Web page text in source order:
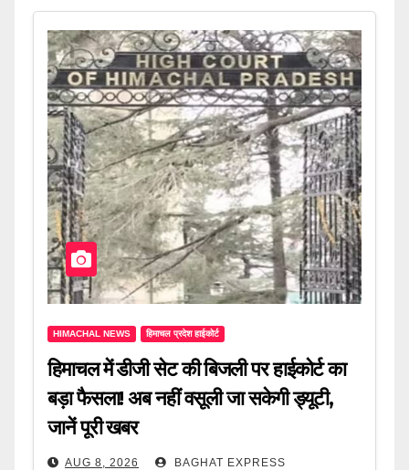
HIMACHAL NEWS हिमाचल प्रदेश हाईकोर्ट
हिमाचल में डीजी सेट की बिजली पर हाईकोर्ट का
बड़ा फैसला! अब नहीं वसूली जा सकेगी ड्यूटी,
जानें पूरी खबर
AUG 8, 2026 BAGHAT EXPRESS